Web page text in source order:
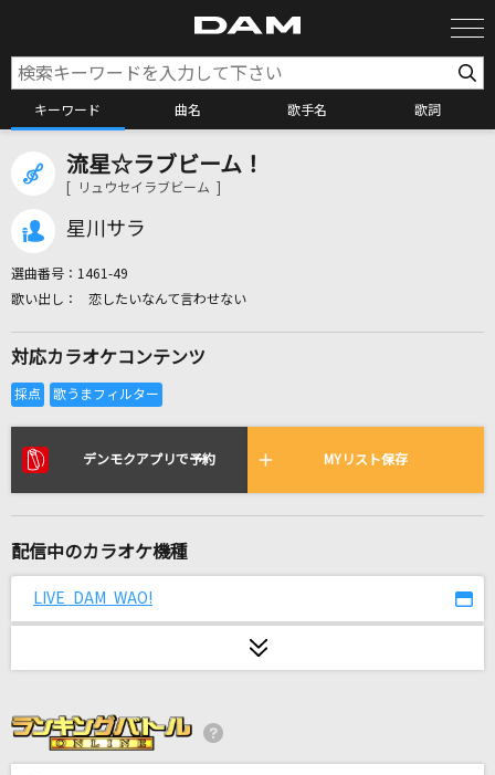
キーワード 曲名 歌手名 歌詞
カラオケ検索
リアルタイムで歌われている曲の一覧
おやすみ泣き声、さよなら歌姫
PLEASE
I Would [アイ・ウッド]
流星☆ラブビーム！
[ リュウセイラブビーム ]
星川サラ
選曲番号： 1461-49
恋したいなんて言わせない
対応カラオケコンテンツ
デンモクアプリで予約 MYリスト保存
配信中のカラオケ機種
LIVE DAM WAO!